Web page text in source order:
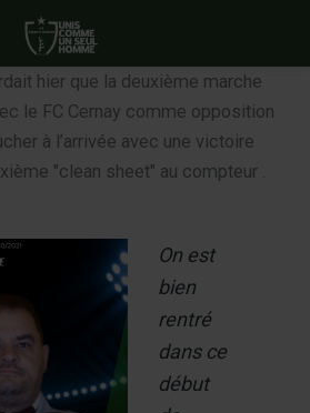
hier que la deuxième marche
le FC Cernay comme opposition
à l’arrivée avec une victoire
"clean sheet" au compteur .
On est
bien
rentré
dans ce
début